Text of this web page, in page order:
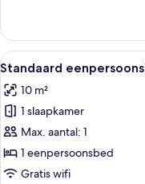
or
Twin
Room
View
Alle
foto's
voor
Standaard
eenpersoonskamer
laden
4
Standaard
10 m²
1 slaapkamer
Max. aantal: 1
1 eenpersoonsbed
Gratis wifi